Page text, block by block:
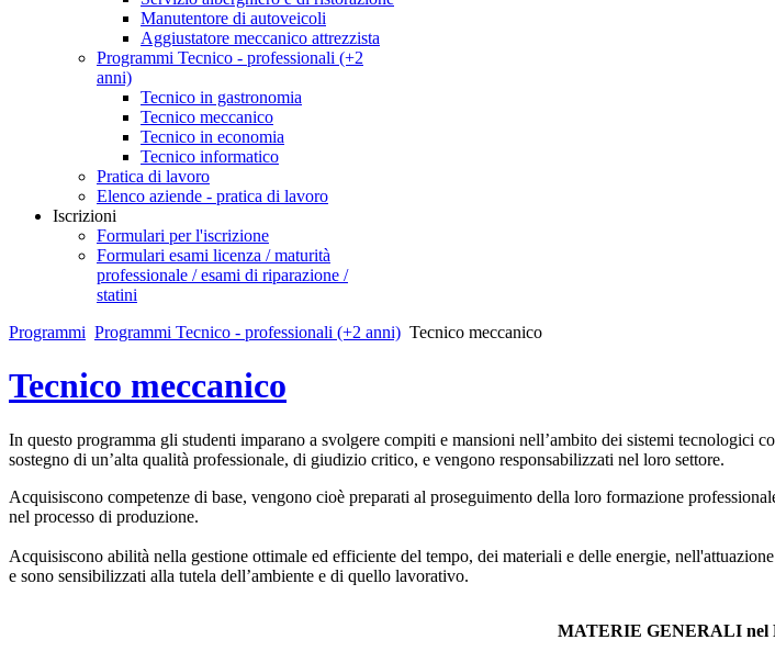
Manutentore di autoveicoli
Aggiustatore meccanico attrezzista
Programmi Tecnico - professionali (+2
anni)
Tecnico in gastronomia
Tecnico meccanico
Tecnico in economia
Tecnico informatico
Pratica di lavoro
Elenco aziende - pratica di lavoro
Iscrizioni
Formulari per l'iscrizione
Formulari esami licenza / maturità
professionale / esami di riparazione /
statini
Programmi Programmi Tecnico - professionali (+2 anni) Tecnico meccanico
Tecnico meccanico
In questo programma gli studenti imparano a svolgere compiti e mansioni nell’ambito dei sistemi tecnologici
sostegno di un’alta qualità professionale, di giudizio critico, e vengono responsabilizzati nel loro settore.
Acquisiscono competenze di base, vengono cioè preparati al proseguimento della loro formazione
nel processo di produzione.
Acquisiscono abilità nella gestione ottimale ed efficiente del tempo, dei materiali e delle energie,
e sono sensibilizzati alla tutela dell’ambiente e di quello lavorativo.
MATERIE GENERALI nel